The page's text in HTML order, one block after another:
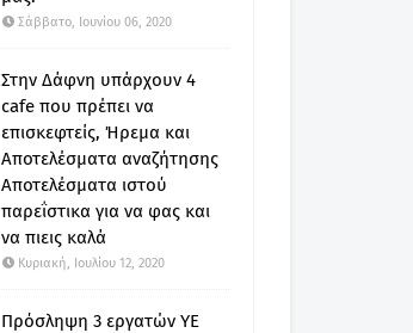
Σάββατο, Ιουνίου 06, 2020
Στην Δάφνη υπάρχουν 4
cafe που πρέπει να
επισκεφτείς, Ήρεμα και
Αποτελέσματα αναζήτησης
Αποτελέσματα ιστού
παρεΐστικα για να φας και
να πιεις καλά
Κυριακή, Ιουλίου 12, 2020
Πρόσληψη 3 εργατών ΥΕ